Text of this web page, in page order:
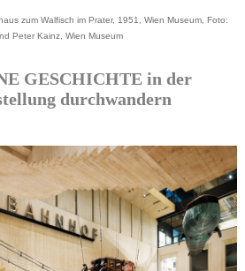
zum Walfisch im Prater, 1951, Wien Museum, Foto:
Peter Kainz, Wien Museum
GESCHICHTE in der
durchwandern